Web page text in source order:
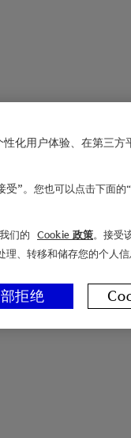
化用户体验、在第三方
”。 您也可以点击下面的
们的 Cookie 政策。接受
、转移和储存您的个人信
拒绝